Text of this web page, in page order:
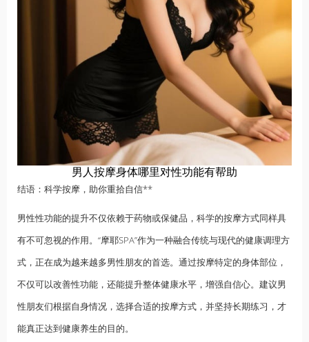
男人按摩身体哪里对性功能有帮助
结语：科学按摩，助你重拾自信**
男性性功能的提升不仅依赖于药物或保健品，科学的按摩方式同样具
有不可忽视的作用。“摩耶SPA”作为一种融合传统与现代的健康调理方
式，正在成为越来越多男性朋友的首选。通过按摩特定的身体部位，
不仅可以改善性功能，还能提升整体健康水平，增强自信心。建议男
性朋友们根据自身情况，选择合适的按摩方式，并坚持长期练习，才
能真正达到健康养生的目的。